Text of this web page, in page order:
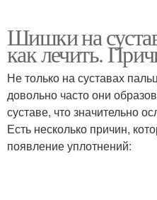
Руки под кожей
Ревматоидный артрит
Шишки на
как лечить.
Не только на суставах
довольно часто они
суставе, что значительно
Есть несколько причин,
появление уплотнений: